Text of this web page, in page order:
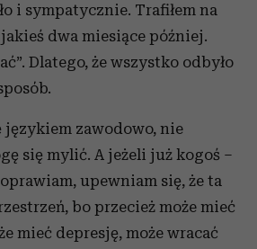
i sympatycznie. Trafiłem na
dwa miesiące później.
Dlatego, że wszystko odbyło
językiem zawodowo, nie
się mylić. A jeżeli już kogoś –
upewniam się, że ta
bo przecież może mieć
mieć depresję, może wracać